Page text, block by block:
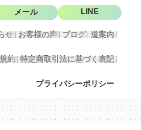
せ お客様の声 ブログ 道案内
約 特定商取引法に基づく表記
プライバシーポリシー
メール LINE